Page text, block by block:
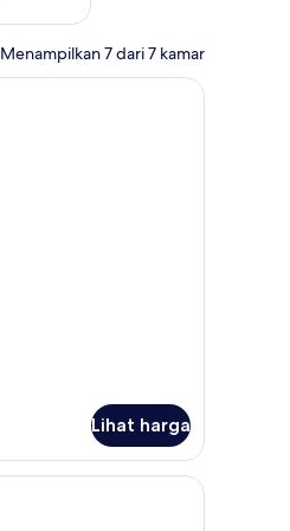
Menampilkan 7 dari 7 kamar
1 kamar tidur | Brankas, meja kerja,
Lihat harga
meja kerja, tirai kedap cahaya, dan